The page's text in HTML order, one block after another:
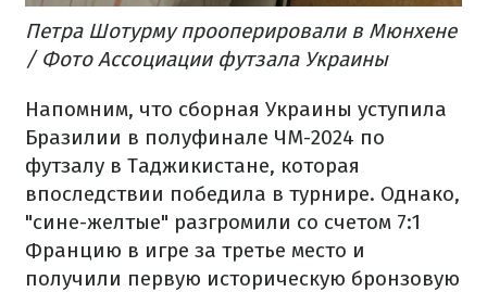
Петра Шотурму прооперировали в Мюнхене
/ Фото Ассоциации футзала Украины
Напомним, что сборная Украины уступила
Бразилии в полуфинале ЧМ-2024 по
футзалу в Таджикистане, которая
впоследствии победила в турнире. Однако,
"сине-желтые" разгромили со счетом 7:1
Францию в игре за третье место и
получили первую историческую бронзовую